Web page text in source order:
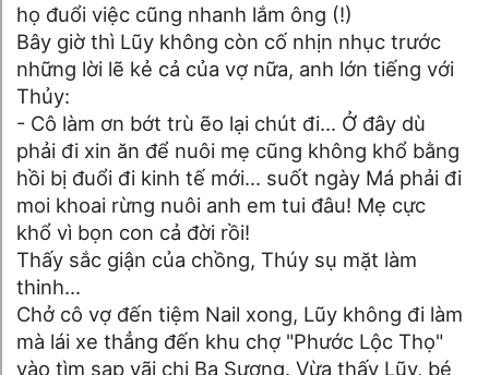
họ đuổi việc cũng nhanh lắm ông (!)
Bây giờ thì Lũy không còn cố nhịn nhục trước
những lời lẽ kẻ cả của vợ nữa, anh lớn tiếng với
Thủy:
- Cô làm ơn bớt trù ẽo lại chút đi... Ở đây dù
phải đi xin ăn để nuôi mẹ cũng không khổ bằng
hồi bị đuổi đi kinh tế mới... suốt ngày Má phải đi
moi khoai rừng nuôi anh em tui đâu! Mẹ cực
khổ vì bọn con cả đời rồi!
Thấy sắc giận của chồng, Thúy sụ mặt làm
thinh...
Chở cô vợ đến tiệm Nail xong, Lũy không đi làm
mà lái xe thẳng đến khu chợ "Phước Lộc Thọ"
vào tìm sạp vãi chị Ba Sương. Vừa thấy Lũy, bé